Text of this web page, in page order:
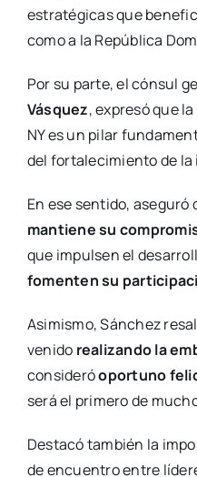
estratégicas que
como a la República
Por su parte, el cónsul
Vásquez, expresó que
NY es un pilar
del fortalecimiento de
En ese sentido, aseguró
mantiene su
que impulsen el
fomenten su
Asimismo, Sánchez
venido realizando la
consideróoportuno
será el primero de
Destacó también la
de encuentro entre